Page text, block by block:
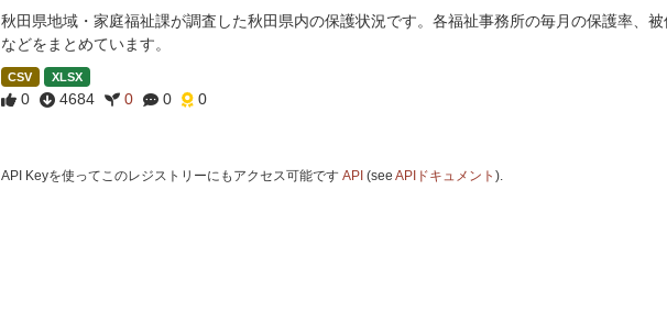
秋田県地域・家庭福祉課が調査した秋田県内の保護状況です。各福祉事務所の毎月の保護率、
などをまとめています。
CSV XLSX
0 4684 0 0 0
API Keyを使ってこのレジストリーにもアクセス可能です API (see APIドキュメント ).